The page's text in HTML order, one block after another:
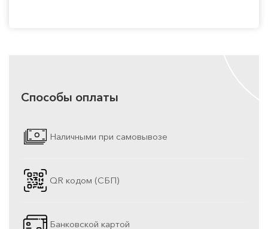
Способы оплаты
Наличными при самовывозе
QR кодом (СБП)
Банковской картой